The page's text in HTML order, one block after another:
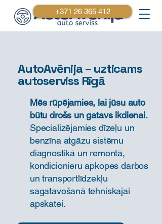
+371 26 365 412
AutoAvēnija – uzticams
autoserviss Rīgā
Mēs rūpējamies, lai jūsu auto
būtu drošs un gatavs ikdienai.
Specializējamies dīzeļu un
benzīna atgāzu sistēmu
diagnostikā un remontā,
kondicionieru apkopes darbos
un transportlīdzekļu
sagatavošanā tehniskajai
apskatei.